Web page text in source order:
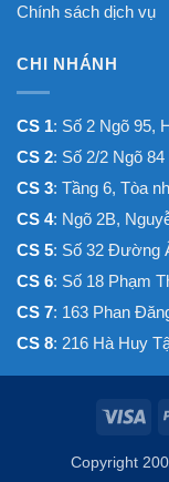
Chính sách dịch vụ
CHI NHÁNH
CS 1: Số 2 Ngõ 95,
CS 2: Số 2/2 Ngõ
CS 3: Tầng 6, Tòa
CS 4: Ngõ 2B,
CS 5: Số 32 Đường
CS 6: Số 18 Phạm
CS 7: 163 Phan
CS 8: 216 Hà Huy
Copyright